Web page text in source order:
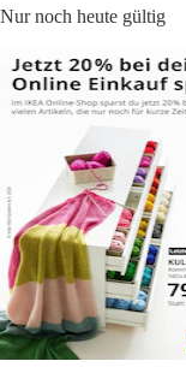
Nur noch heute gültig